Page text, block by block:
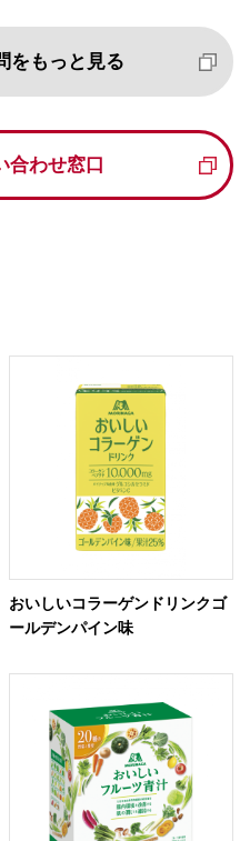
をもっと見る
合わせ窓口
おいしいコラーゲンドリンクゴ
ールデンパイン味